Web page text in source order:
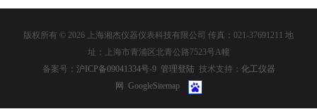
版权所有 © 2026 上海湘杰仪器仪表科技有限公司 传真：021-37691211 地
址：上海市青浦区北青公路7523号A幢
备案号： 沪ICP备09041334号-9 管理登陆 技术支持： 化工仪器
网 GoogleSitemap